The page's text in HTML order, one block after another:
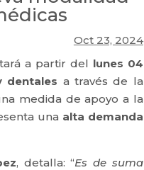
Oct 23, 2024
a partir del lunes 04
dentales a través de la
medida de apoyo a la
una alta demanda
, detalla: “Es de suma